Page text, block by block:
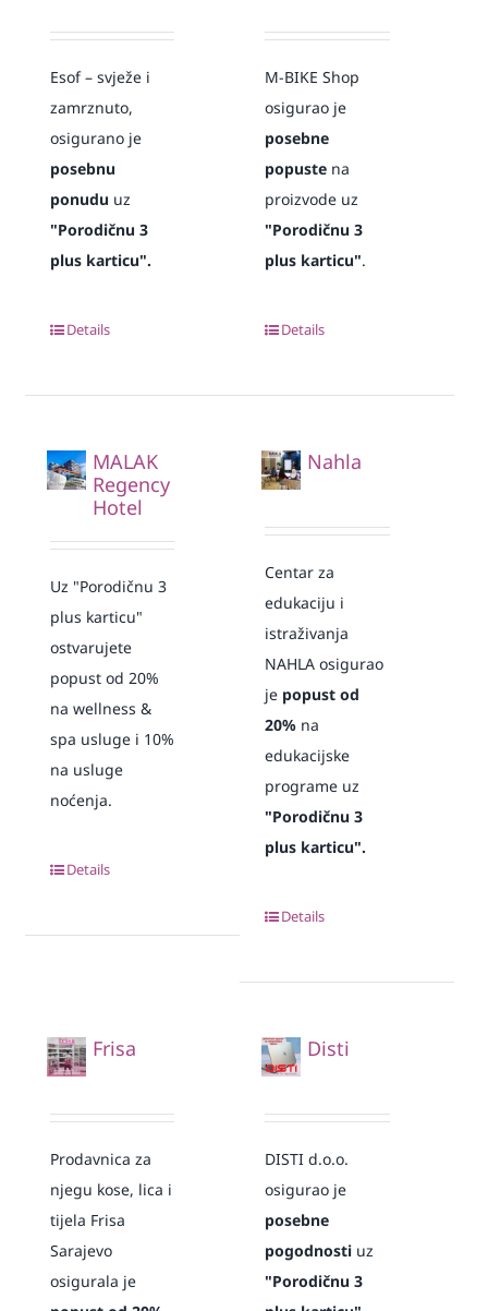
Esof – svježe i
zamrznuto,
osigurano je
posebnu
ponudu uz
"Porodičnu 3
plus karticu".
Details
M-BIKE Shop
osigurao je
posebne
popuste na
proizvode uz
"Porodičnu 3
plus karticu".
Details
MALAK
Regency
Hotel
Uz "Porodičnu 3
plus karticu"
ostvarujete
popust od 20%
na wellness &
spa usluge i 10%
na usluge
noćenja.
Details
Nahla
Centar za
edukaciju i
istraživanja
NAHLA osigurao
je popust od
20% na
edukacijske
programe uz
"Porodičnu 3
plus karticu".
Details
Frisa
Prodavnica za
njegu kose, lica i
tijela Frisa
Sarajevo
osigurala je
Disti
DISTI d.o.o.
osigurao je
posebne
pogodnosti uz
"Porodičnu 3